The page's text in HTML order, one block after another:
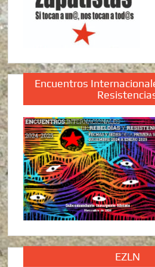
Encuentros
EZLN